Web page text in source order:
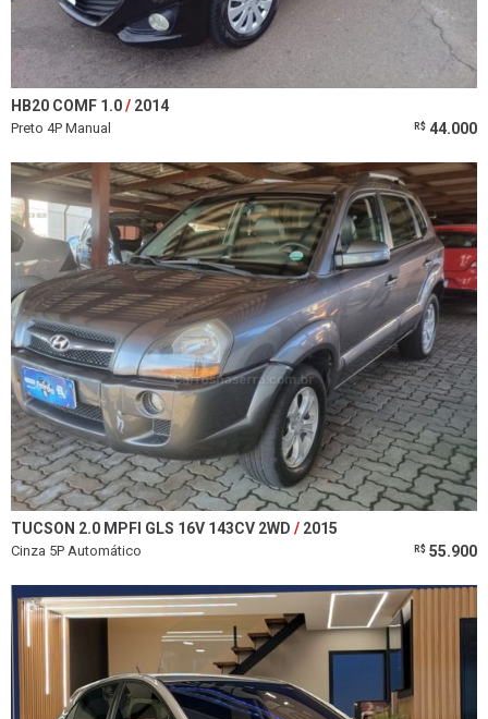
HB20 COMF 1.0 2014
Preto 4P Manual R$ 44.000
TUCSON 2.0 MPFI GLS 16V 143CV 2WD 2015
Cinza 5P Automático R$ 55.900